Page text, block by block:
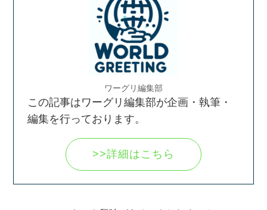
ワーグリ編集部
この記事はワーグリ編集部が企画・執筆・
編集を行っております。
>>詳細はこちら